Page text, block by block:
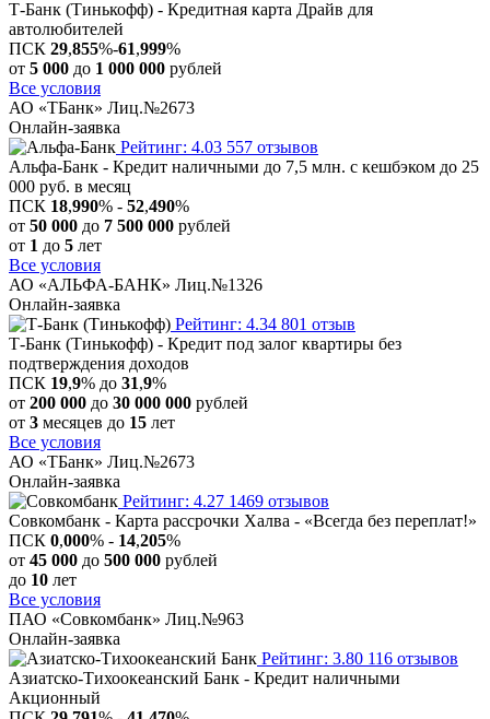
Т-Банк (Тинькофф) - Кредитная карта Драйв для
автолюбителей
ПСК 29,855%-61,999%
от 5 000 до 1 000 000 рублей
Все условия
АО «ТБанк» Лиц.№2673
Онлайн-заявка
Рейтинг: 4.03 557 отзывов
Альфа-Банк - Кредит наличными до 7,5 млн. с кешбэком до 25
000 руб. в месяц
ПСК 18,990% - 52,490%
от 50 000 до 7 500 000 рублей
от 1 до 5 лет
Все условия
АО «АЛЬФА-БАНК» Лиц.№1326
Онлайн-заявка
Рейтинг: 4.34 801 отзыв
Т-Банк (Тинькофф) - Кредит под залог квартиры без
подтверждения доходов
ПСК 19,9% до 31,9%
от 200 000 до 30 000 000 рублей
от 3 месяцев до 15 лет
Все условия
АО «ТБанк» Лиц.№2673
Онлайн-заявка
Рейтинг: 4.27 1469 отзывов
Совкомбанк - Карта рассрочки Халва - «Всегда без переплат!»
ПСК 0,000% - 14,205%
от 45 000 до 500 000 рублей
до 10 лет
Все условия
ПАО «Совкомбанк» Лиц.№963
Онлайн-заявка
Рейтинг: 3.80 116 отзывов
Азиатско-Тихоокеанский Банк - Кредит наличными
Акционный